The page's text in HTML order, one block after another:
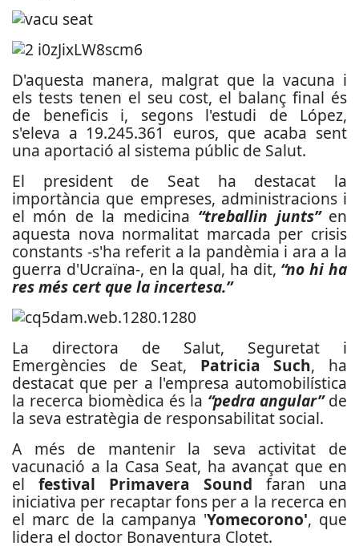
D'aquesta manera, malgrat que la vacuna i
els tests tenen el seu cost, el balanç final és
de beneficis i, segons l'estudi de López,
s'eleva a 19.245.361 euros, que acaba sent
una aportació al sistema públic de Salut.
El president de Seat ha destacat la
importància que empreses, administracions i
el món de la medicina “treballin junts” en
aquesta nova normalitat marcada per crisis
constants -s'ha referit a la pandèmia i ara a la
guerra d'Ucraïna-, en la qual, ha dit, “no hi ha
res més cert que la incertesa.”
La directora de Salut, Seguretat i
Emergències de Seat, Patricia Such, ha
destacat que per a l'empresa automobilística
la recerca biomèdica és la “pedra angular”de
la seva estratègia de responsabilitat social.
A més de mantenir la seva activitat de
vacunació a la Casa Seat, ha avançat que en
el festival Primavera Sound faran una
iniciativa per recaptar fons per a la recerca en
el marc de la campanya 'Yomecorono', que
lidera el doctor Bonaventura Clotet.